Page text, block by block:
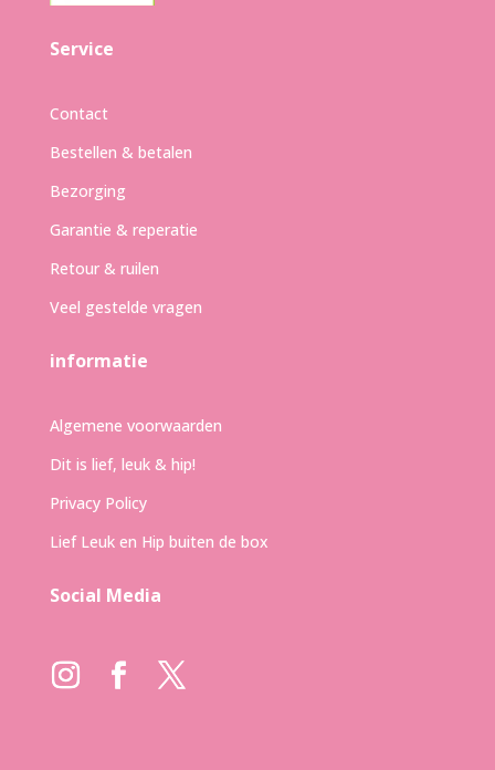
Service
Contact
Bestellen & betalen
Bezorging
Garantie & reperatie
Retour & ruilen
Veel gestelde vragen
informatie
Algemene voorwaarden
Dit is lief, leuk & hip!
Privacy Policy
Lief Leuk en Hip buiten de box
Social Media